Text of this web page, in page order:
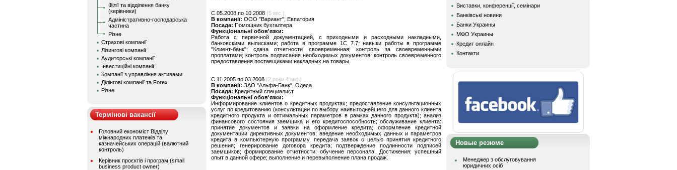
Філії та відділення банку
(керівники)
Адміністративно-господарська
частина
Різне
Страхові компанії
Лізингові компанії
Аудиторські компанії
Інвестиційні компанії
Компанії з управління активами
Ділінгові компанії та Forex
Різне
Термінові вакансії
Головний економіст Відділу
міжнародних платежів та
казначейських операцій (валютний
контроль)
Керівник проєктів і програм (small
business product owner)
C 05.2008 по 10.2008 (5 міс.)
В компанії: ООО "Вариант", Евпатория
Посада: Помощник бухгалтера
Функціональні обов'язки:
Работа с первичной документацией, с приходными и расходными накладными,
банковскими выписками; работа в программе 1С 7.7; навыки работы в программе
"Клиент-банк"; сдача отчетности своевременная; контроль за своевременными
проплатами; контроль подписания необходимых документов; контроль своевременного
предоставления поставщиками накладных на товары.
C 11.2005 по 03.2008 (2 роки 4 міс.)
В компанії: ЗАО "Альфа-Банк", Одеса
Посада: Кредитный специалист
Функціональні обов'язки:
Информирование клиентов о кредитных продуктах; предоставление консультационных
услуг по кредитованию (консультации по выбору наивыгоднейшего для данного клиента
кредитного продукта и оптимальных параметров в рамках данного продукта); анализ
финансового состояния заемщика и его кредитоспособность; обслуживание клиента:
принятие документов и заявки на оформление кредита; оформление кредитной
документации директивных документов; введение необходимых данных и параметров
кредита в компьютерную программу, передача заявок с целью принятия кредитного
решения; генерирование договора кредита; подтверждение подлинности подписей
заемщиков; формирование отчетности; обучение персонала. Достижения: успешный
опыт в данной сфере; выполнение и перевыполнение плана продаж.
Виставки, конференції, семінари
Банківські новини
Банки Украины
МФО Украины
Кредит онлайн
Контакти
Новые резюме
Менеджер з обслуговування
юридичних осіб